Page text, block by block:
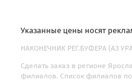
Указанные цены носят
НАКОНЕЧНИК РЕГ.БУФЕРА (АЗ
Сделать заказ в регионе
филиалов. Список филиалов